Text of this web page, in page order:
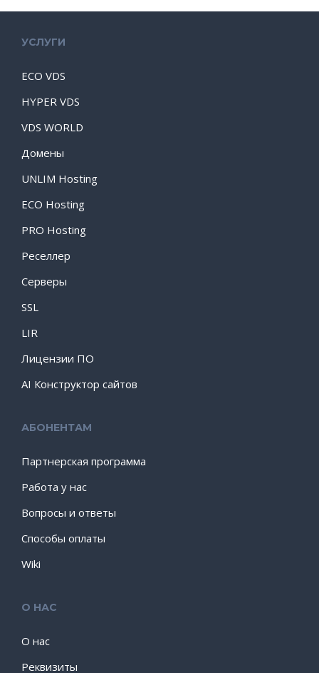
УСЛУГИ
ECO VDS
HYPER VDS
VDS WORLD
Домены
UNLIM Hosting
ECO Hosting
PRO Hosting
Реселлер
Серверы
SSL
LIR
Лицензии ПО
AI Конструктор сайтов
АБОНЕНТАМ
Партнерская программа
Работа у нас
Вопросы и ответы
Способы оплаты
Wiki
О НАС
О нас
Реквизиты